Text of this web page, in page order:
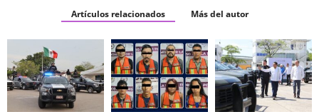
Artículos relacionados Más del autor